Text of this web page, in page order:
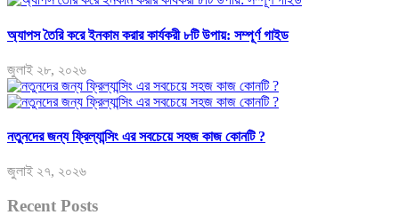
অ্যাপস তৈরি করে ইনকাম করার কার্যকরী ৮টি উপায়: সম্পূর্ণ গাইড
জুলাই ২৮, ২০২৬
নতুনদের জন্য ফ্রিল্যান্সিং এর সবচেয়ে সহজ কাজ কোনটি ?
জুলাই ২৭, ২০২৬
Recent Posts